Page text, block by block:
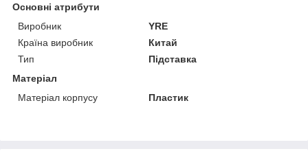
Основні атрибути
Виробник
YRE
Країна виробник
Китай
Тип
Підставка
Матеріал
Матеріал корпусу
Пластик